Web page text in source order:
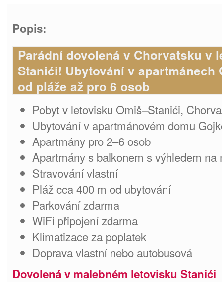
Popis:
Parádní dovolená v Chorvatsku v
Stanići! Ubytování v apartmánech
od pláže až pro 6 osob
Pobyt v letovisku Omiš–Stanići,
Ubytování v apartmánovém domu
Apartmány pro 2–6 osob
Apartmány s balkonem s výhledem na
Stravování vlastní
Pláž cca 400 m od ubytování
Parkování zdarma
WiFi připojení zdarma
Klimatizace za poplatek
Doprava vlastní nebo autobusová
Dovolená v malebném letovisku Stanići